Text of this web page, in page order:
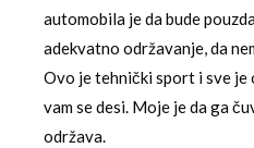
automobila je da bude
adekvatno održavanje, da
Ovo je tehnički sport i sve je
vam se desi. Moje je da ga
održava.